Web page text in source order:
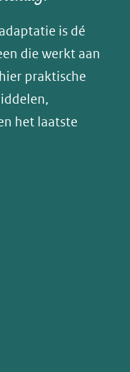
is dé
die werkt aan
praktische
het laatste